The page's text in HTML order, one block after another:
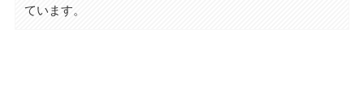
ています。